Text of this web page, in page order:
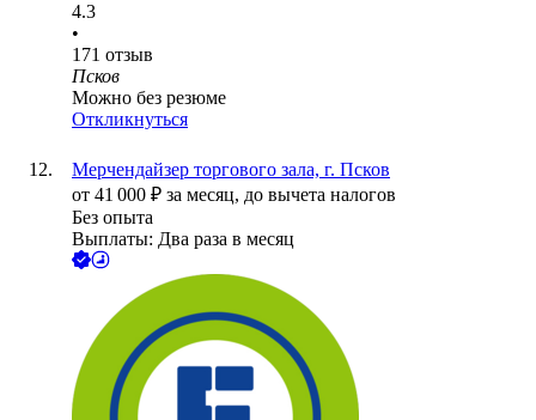
4.3
•
171 отзыв
Псков
Можно без резюме
Откликнуться
Мерчендайзер торгового зала, г. Псков
от 41 000 ₽ за месяц, до вычета налогов
Без опыта
Выплаты: Два раза в месяц